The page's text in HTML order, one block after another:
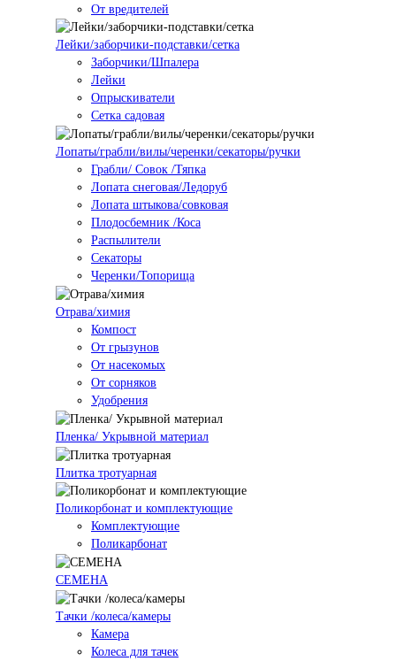
От вредителей
Лейки/заборчики-подставки/сетка
Заборчики/Шпалера
Лейки
Опрыскиватели
Сетка садовая
Лопаты/грабли/вилы/черенки/секаторы/ручки
Грабли/ Совок /Тяпка
Лопата снеговая/Ледоруб
Лопата штыкова/совковая
Плодосбемник /Коса
Распылители
Секаторы
Черенки/Топорища
Отрава/химия
Компост
От грызунов
От насекомых
От сорняков
Удобрения
Пленка/ Укрывной материал
Плитка тротуарная
Поликорбонат и комплектующие
Комплектующие
Поликарбонат
СЕМЕНА
Тачки /колеса/камеры
Камера
Колеса для тачек